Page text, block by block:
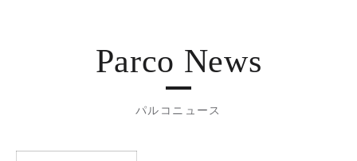
Parco News
パルコニュース